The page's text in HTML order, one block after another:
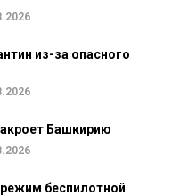
из-за опасного
Башкирию
беспилотной